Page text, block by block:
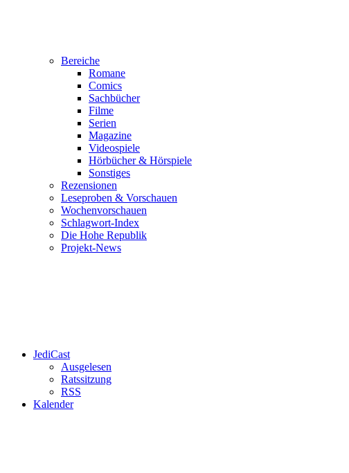
Bereiche
Romane
Comics
Sachbücher
Filme
Serien
Magazine
Videospiele
Hörbücher & Hörspiele
Sonstiges
Rezensionen
Leseproben & Vorschauen
Wochenvorschauen
Schlagwort-Index
Die Hohe Republik
Projekt-News
JediCast
Ausgelesen
Ratssitzung
RSS
Kalender